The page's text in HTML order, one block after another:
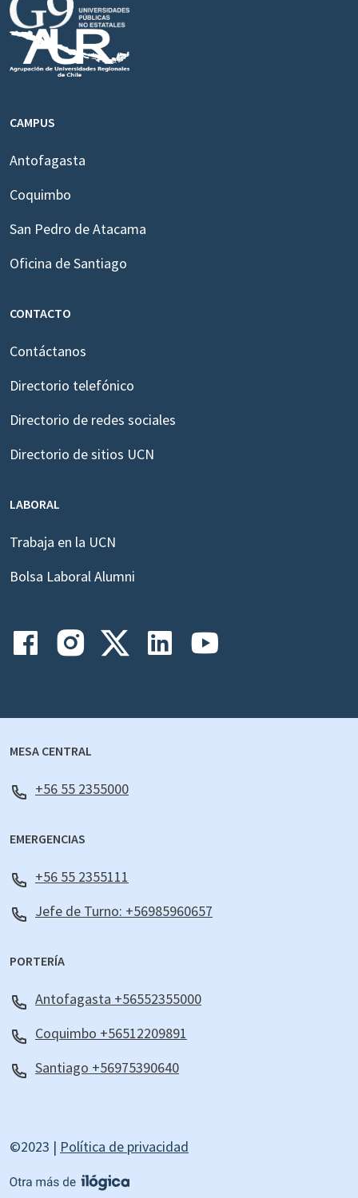
CAMPUS
Antofagasta
Coquimbo
San Pedro de Atacama
Oficina de Santiago
CONTACTO
Contáctanos
Directorio telefónico
Directorio de redes sociales
Directorio de sitios UCN
LABORAL
Trabaja en la UCN
Bolsa Laboral Alumni
MESA CENTRAL
+56 55 2355000
EMERGENCIAS
+56 55 2355111
Jefe de Turno: +56985960657
PORTERÍA
Antofagasta +56552355000
Coquimbo +56512209891
Santiago +56975390640
©2023 | Política de privacidad